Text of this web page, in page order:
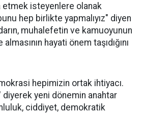
isteyenlere olanak
hep birlikte yapmalıyız" diyen
muhalefetin ve kamuoyunun
hayati önem taşıdığını
hepimizin ortak ihtiyacı.
yeni dönemin anahtar
ciddiyet, demokratik